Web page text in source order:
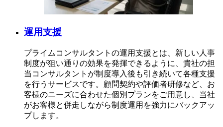
運用支援
プライムコンサルタントの運用支援とは、新しい人事
制度が狙い通りの効果を発揮できるように、貴社の担
当コンサルタントが制度導入後も引き続いて各種支援
を行うサービスです。顧問契約や評価者研修など、お
客様のニーズに合わせた個別プランをご用意し、当社
がお客様と併⾛しながら制度運用を強⼒にバックアッ
プします。